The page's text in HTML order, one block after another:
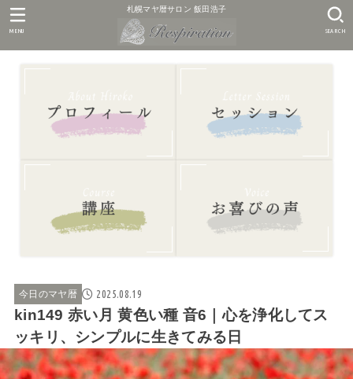
札幌マヤ暦サロン 飯田浩子
SEARCH
MENU
今日のマヤ暦 2025.08.19
kin149 赤い月 黄色い種 音6｜心を浄化してス
ッキリ、シンプルに生きてみる日